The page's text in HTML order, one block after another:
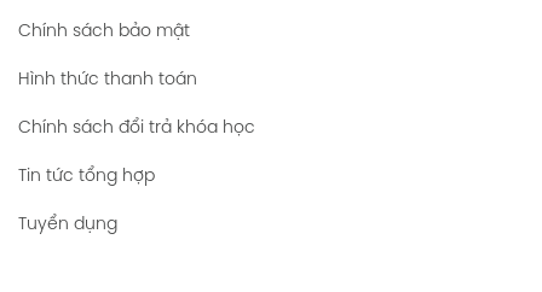
Chính sách bảo mật
Hình thức thanh toán
Chính sách đổi trả khóa học
Tin tức tổng hợp
Tuyển dụng